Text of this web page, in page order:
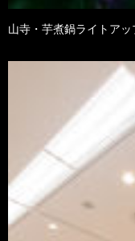
山寺・芋煮鍋ライトアッ